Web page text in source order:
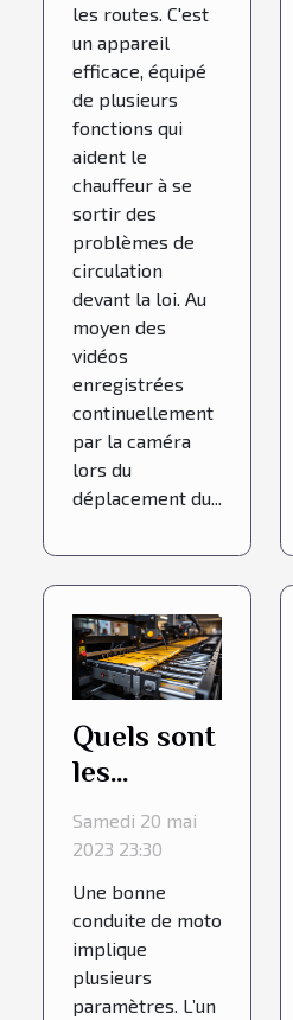
les routes. C'est
un appareil
efficace, équipé
de plusieurs
fonctions qui
aident le
chauffeur à se
sortir des
problèmes de
circulation
devant la loi. Au
moyen des
vidéos
enregistrées
continuellement
par la caméra
lors du
déplacement du...
Quels sont
les
avantages
d’un Auto
Blipper ?
Samedi 20 mai
2023 23:30
Une bonne
conduite de moto
implique
plusieurs
paramètres. L’un